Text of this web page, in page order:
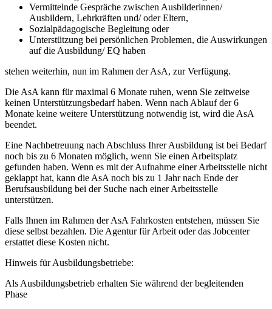
Vermittelnde Gespräche zwischen Ausbilderinnen/
Ausbildern, Lehrkräften und/ oder Eltern,
Sozialpädagogische Begleitung oder
Unterstützung bei persönlichen Problemen, die Auswirkungen
auf die Ausbildung/ EQ haben
stehen weiterhin, nun im Rahmen der AsA, zur Verfügung.
Die AsA kann für maximal 6 Monate ruhen, wenn Sie zeitweise
keinen Unterstützungsbedarf haben. Wenn nach Ablauf der 6
Monate keine weitere Unterstützung notwendig ist, wird die AsA
beendet.
Eine Nachbetreuung nach Abschluss Ihrer Ausbildung ist bei Bedarf
noch bis zu 6 Monaten möglich, wenn Sie einen Arbeitsplatz
gefunden haben. Wenn es mit der Aufnahme einer Arbeitsstelle nicht
geklappt hat, kann die AsA noch bis zu 1 Jahr nach Ende der
Berufsausbildung bei der Suche nach einer Arbeitsstelle
unterstützen.
Falls Ihnen im Rahmen der AsA Fahrkosten entstehen, müssen Sie
diese selbst bezahlen. Die Agentur für Arbeit oder das Jobcenter
erstattet diese Kosten nicht.
Hinweis für Ausbildungsbetriebe:
Als Ausbildungsbetrieb erhalten Sie während der begleitenden
Phase